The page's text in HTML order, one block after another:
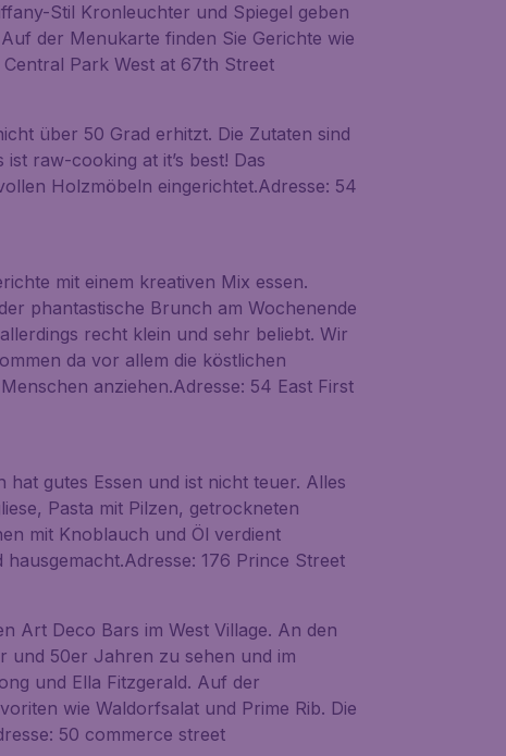
Stil Kronleuchter und Spiegel geben
der Menukarte finden Sie Gerichte wie
Park West at 67th Street
über 50 Grad erhitzt. Die Zutaten sind
raw-cooking at it’s best! Das
Holzmöbeln eingerichtet.Adresse: 54
mit einem kreativen Mix essen.
phantastische Brunch am Wochenende
recht klein und sehr beliebt. Wir
da vor allem die köstlichen
anziehen.Adresse: 54 East First
hat gutes Essen und ist nicht teuer. Alles
Pasta mit Pilzen, getrockneten
mit Knoblauch und Öl verdient
176 Prince Street
Art Deco Bars im West Village. An den
und 50er Jahren zu sehen und im
und Ella Fitzgerald. Auf der
wie Waldorfsalat und Prime Rib. Die
50 commerce street